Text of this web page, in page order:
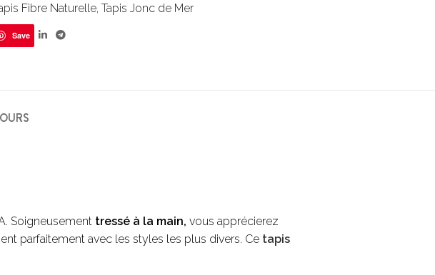
Fibre Naturelle, Tapis Jonc de Mer
Save
Soigneusement tressé à la main, vous apprécierez
parfaitement avec les styles les plus divers. Ce tapis